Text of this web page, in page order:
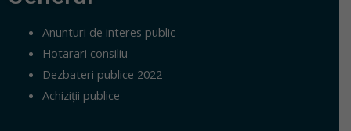
Anunturi de interes public
Hotarari consiliu
Dezbateri publice 2022
Achiziții publice